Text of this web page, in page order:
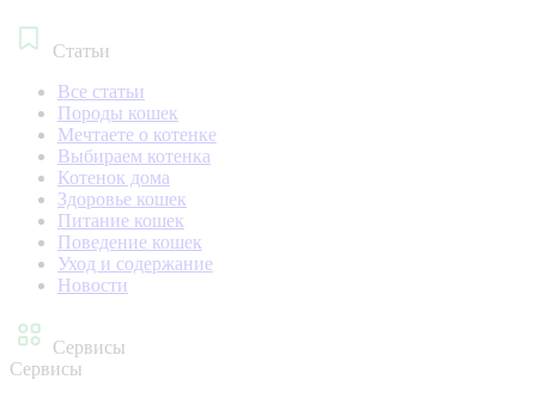
Статьи
Все статьи
Породы кошек
Мечтаете о котенке
Выбираем котенка
Котенок дома
Здоровье кошек
Питание кошек
Поведение кошек
Уход и содержание
Новости
Сервисы
Сервисы